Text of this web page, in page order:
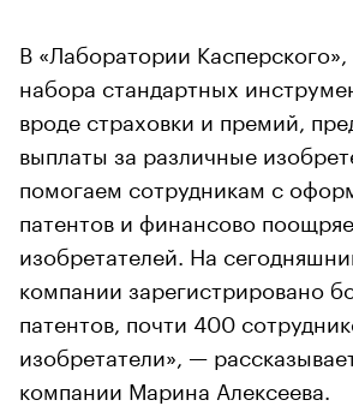
В «Лаборатории
набора стандартных
вроде страховки и премий,
выплаты за различные
помогаем сотрудникам с
патентов и финансово
изобретателей. На
компании зарегистрировано
патентов, почти 400
изобретатели», —
компании Марина Алексеева.